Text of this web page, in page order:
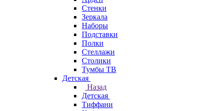
Стенки
Зеркала
Наборы
Подставки
Полки
Стеллажи
Столики
Тумбы ТВ
Детская
Назад
Детская
Тиффани